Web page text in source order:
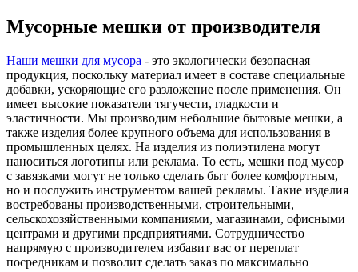
Мусорные мешки от производителя
Наши мешки для мусора - это экологически безопасная
продукция, поскольку материал имеет в составе специальные
добавки, ускоряющие его разложение после применения. Он
имеет высокие показатели тягучести, гладкости и
эластичности. Мы производим небольшие бытовые мешки, а
также изделия более крупного объема для использования в
промышленных целях. На изделия из полиэтилена могут
наноситься логотипы или реклама. То есть, мешки под мусор
с завязками могут не только сделать быт более комфортным,
но и послужить инструментом вашей рекламы. Такие изделия
востребованы производственными, строительными,
сельскохозяйственными компаниями, магазинами, офисными
центрами и другими предприятиями. Сотрудничество
напрямую с производителем избавит вас от переплат
посредникам и позволит сделать заказ по максимально